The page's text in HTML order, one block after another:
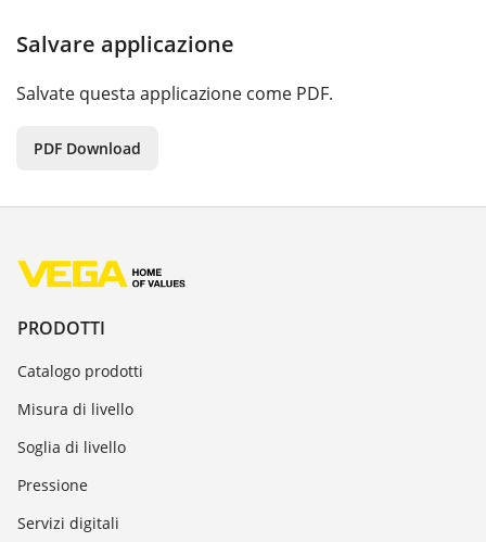
Salvare applicazione
Salvate questa applicazione come PDF.
PDF Download
PRODOTTI
Catalogo prodotti
Misura di livello
Soglia di livello
Pressione
Servizi digitali